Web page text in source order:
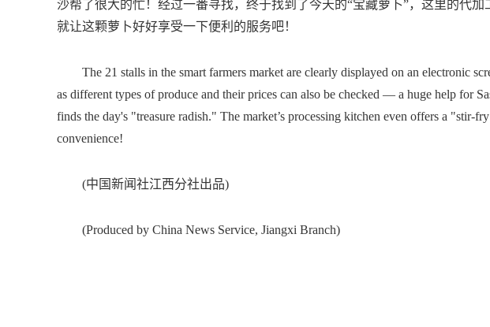
沙帮了很大的忙！经过一番寻找，终于找到了今天的“宝藏萝卜”，这里的代加
就让这颗萝卜好好享受一下便利的服务吧！
The 21 stalls in the smart farmers market are clearly displayed on an electronic
as different types of produce and their prices can also be checked — a huge help for
finds the day's "treasure radish." The market’s processing kitchen even offers a "stir-
convenience!
(中国新闻社江西分社出品)
(Produced by China News Service, Jiangxi Branch)